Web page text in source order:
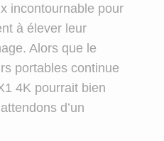
incontournable pour
à élever leur
Alors que le
portables continue
4K pourrait bien
d’un